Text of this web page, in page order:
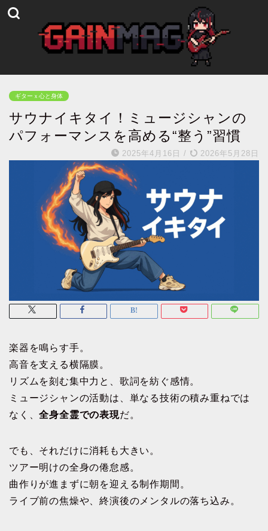
ギターｘ心と身体
サウナイキタイ！ミュージシャンの
パフォーマンスを高める“整う”習慣
2025年4月16日 / 2026年5月28日
楽器を鳴らす手。
高音を支える横隔膜。
リズムを刻む集中力と、歌詞を紡ぐ感情。
ミュージシャンの活動は、単なる技術の積み重ねでは
なく、全身全霊での表現だ。
でも、それだけに消耗も大きい。
ツアー明けの全身の倦怠感。
曲作りが進まずに朝を迎える制作期間。
ライブ前の焦燥や、終演後のメンタルの落ち込み。